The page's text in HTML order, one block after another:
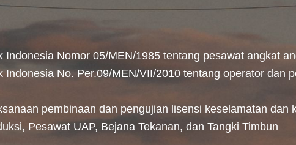
Nomor 05/MEN/1985 tentang pesawat angkat
No. Per.09/MEN/VII/2010 tentang operator dan
pembinaan dan pengujian lisensi keselamatan dan
Pesawat UAP, Bejana Tekanan, dan Tangki Timbun